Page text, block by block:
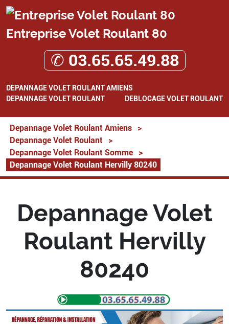
Entreprise Volet Roulant 80
✆ 03.65.65.49.88
DEPANNAGE VOLET ROULANT AMIENS
DEPANNAGE VOLET ROULANT
DEBLOCAGE VOLET ROULANT
Depannage Volet Roulant Amiens
>
Depannage Volet Roulant
>
Depannage Volet Roulant Somme
>
Depannage Volet Roulant Hervilly 80240
Depannage Volet
Roulant Hervilly
80240